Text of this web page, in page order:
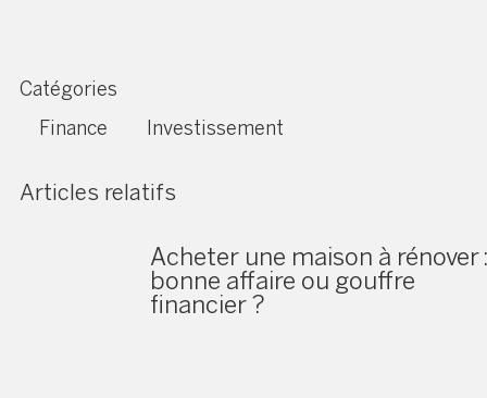
Catégories
Finance
Investissement
Articles relatifs
Acheter une maison à rénover
bonne affaire ou gouffre
financier ?